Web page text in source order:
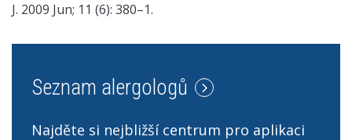
J. 2009 Jun; 11 (6): 380–1.
Seznam alergologů
Najděte si nejbližší centrum pro aplikaci